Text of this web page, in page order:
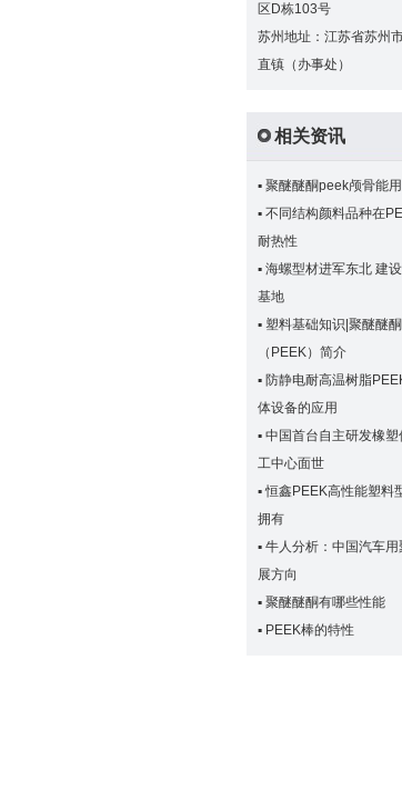
区D栋103号
苏州地址：江苏省苏州
直镇（办事处）
相关资讯
▪ 聚醚醚酮peek颅骨能
▪ 不同结构颜料品种在
耐热性
▪ 海螺型材进军东北 建
基地
▪ 塑料基础知识|聚醚醚酮
（PEEK）简介
▪ 防静电耐高温树脂
体设备的应用
▪ 中国首台自主研发橡塑
工中心面世
▪恒鑫PEEK高性能塑料
拥有
▪ 牛人分析：中国汽车用
展方向
▪ 聚醚醚酮有哪些性能
▪ PEEK棒的特性